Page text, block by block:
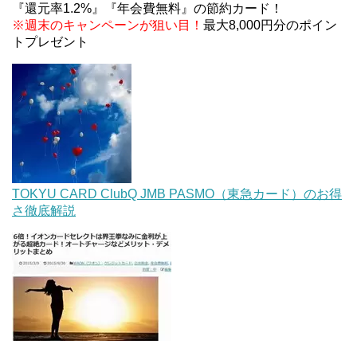
『還元率1.2%』『年会費無料』の節約カード！
※週末のキャンペーンが狙い目！ 最大8,000円分のポイン
トプレゼント
TOKYU CARD ClubQ JMB PASMO（東急カード）のお得
さ徹底解説